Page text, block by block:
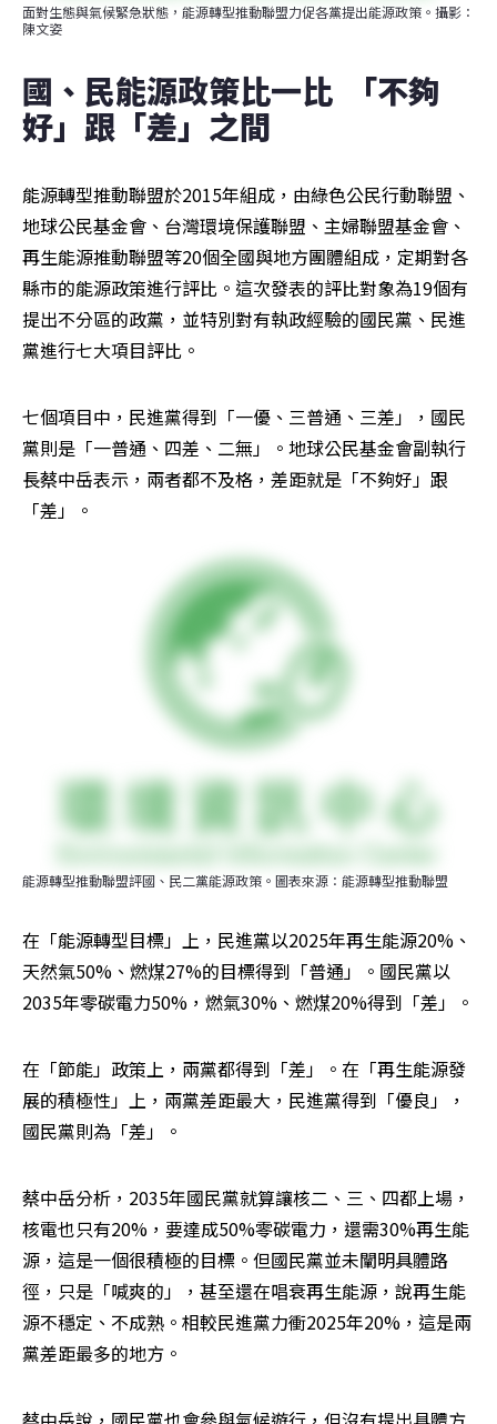
面對生態與氣候緊急狀態，能源轉型推動聯盟力促各黨提出能源政策。攝影：
陳文姿
國、民能源政策比一比  「不夠
好」跟「差」之間
能源轉型推動聯盟於2015年組成，由綠色公民行動聯盟、
地球公民基金會、台灣環境保護聯盟、主婦聯盟基金會、
再生能源推動聯盟等20個全國與地方團體組成，定期對各
縣市的能源政策進行評比。這次發表的評比對象為19個有
提出不分區的政黨，並特別對有執政經驗的國民黨、民進
黨進行七大項目評比。
七個項目中，民進黨得到「一優、三普通、三差」，國民
黨則是「一普通、四差、二無」。地球公民基金會副執行
長蔡中岳表示，兩者都不及格，差距就是「不夠好」跟
「差」。
能源轉型推動聯盟評國、民二黨能源政策。圖表來源：能源轉型推動聯盟
在「能源轉型目標」上，民進黨以2025年再生能源20%、
天然氣50%、燃煤27%的目標得到「普通」。國民黨以
2035年零碳電力50%，燃氣30%、燃煤20%得到「差」。
在「節能」政策上，兩黨都得到「差」。在「再生能源發
展的積極性」上，兩黨差距最大，民進黨得到「優良」，
國民黨則為「差」。
蔡中岳分析，2035年國民黨就算讓核二、三、四都上場，
核電也只有20%，要達成50%零碳電力，還需30%再生能
源，這是一個很積極的目標。但國民黨並未闡明具體路
徑，只是「喊爽的」，甚至還在唱衰再生能源，說再生能
源不穩定、不成熟。相較民進黨力衝2025年20%，這是兩
黨差距最多的地方。